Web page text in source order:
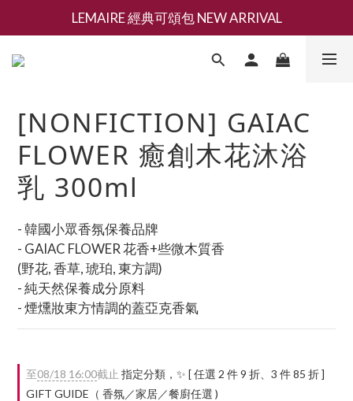
新會員募集現領抵用千元購物金
LEMAIRE 經典可頌包 NEW ARRIVAL
香氛 / 家居 / 餐廚 [ 全館折上兩件9折，三件享85折 】
[NONFICTION] GAIAC
FLOWER 癒創木花沐浴
乳 300ml
- 韓國小眾香氛保養品牌
- GAIAC FLOWER 花香+些微木質香
(野花, 香草, 琥珀, 東方調)
- 純天然保養成分原料
- 煙燻妝東方情調的蓋亞克香氣
至08/18 16:00截止 指定分類，✨ [ 任選 2 件 9 折、3 件 85 折 ]
GIFT GUIDE（ 香氛／家居／餐廚任選 )